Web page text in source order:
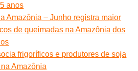
anos
Amazônia – Junho registra maior
de queimadas na Amazônia dos
frigoríficos e produtores de soja
Amazônia